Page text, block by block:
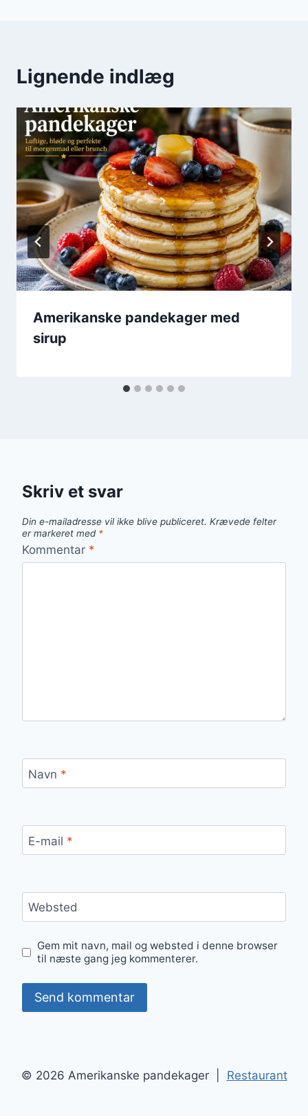
Lignende indlæg
Amerikanske pandekager med
sirup
Skriv et svar
Din e-mailadresse vil ikke blive publiceret. Krævede felter
er markeret med *
Kommentar *
Navn *
E-mail *
Websted
Gem mit navn, mail og websted i denne browser
til næste gang jeg kommenterer.
© 2026 Amerikanske pandekager | Restaurant